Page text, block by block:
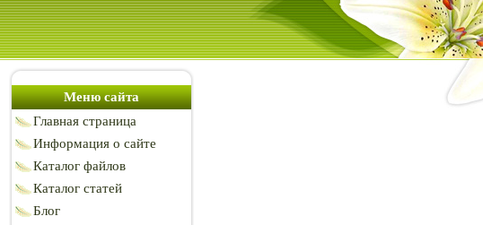
Меню сайта
Главная страница
Информация о сайте
Каталог файлов
Каталог статей
Блог